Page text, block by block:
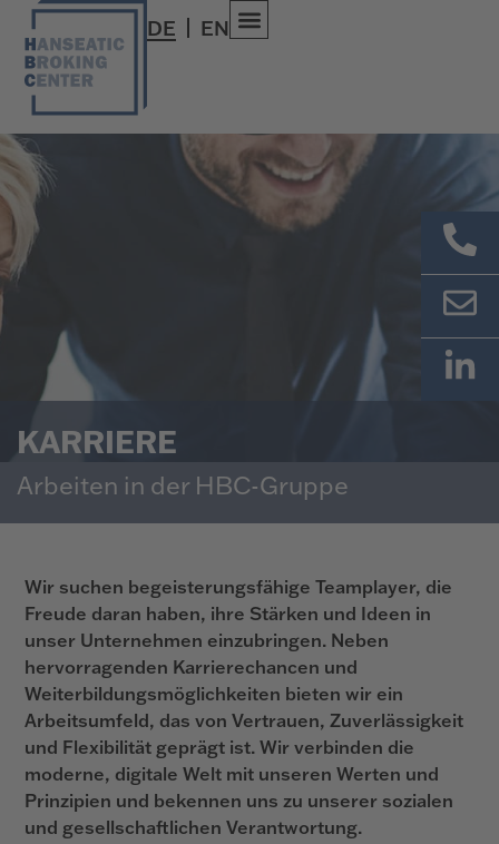
DE EN
KARRIERE
Arbeiten in der HBC-Gruppe
Wir suchen begeisterungsfähige Teamplayer, die
Freude daran haben, ihre Stärken und Ideen in
unser Unternehmen einzubringen. Neben
hervorragenden Karrierechancen und
Weiterbildungsmöglichkeiten bieten wir ein
Arbeitsumfeld, das von Vertrauen, Zuverlässigkeit
und Flexibilität geprägt ist. Wir verbinden die
moderne, digitale Welt mit unseren Werten und
Prinzipien und bekennen uns zu unserer sozialen
und gesellschaftlichen Verantwortung.